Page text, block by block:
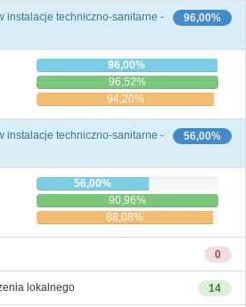
96,00%
instalacje techniczno-sanitarne -
96,00%
96,52%
94,20%
56,00%
instalacje techniczno-sanitarne -
56,00%
90,96%
88,08%
0
14
lokalnego